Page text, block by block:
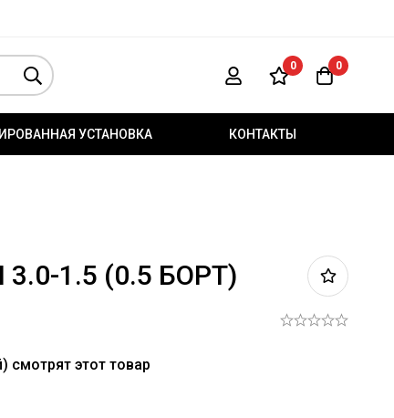
0 0
УСТАНОВКА КОНТАКТЫ
1.5 (0.5 БОРТ)
смотрят этот товар